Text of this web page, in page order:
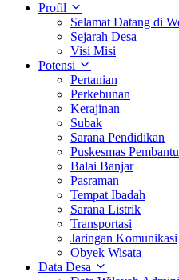
Profil
Selamat Datang di
Sejarah Desa
Visi Misi
Potensi
Pertanian
Perkebunan
Kerajinan
Subak
Sarana Pendidikan
Puskesmas Pembantu
Balai Banjar
Pasraman
Tempat Ibadah
Sarana Listrik
Transportasi
Jaringan Komunikasi
Obyek Wisata
Data Desa